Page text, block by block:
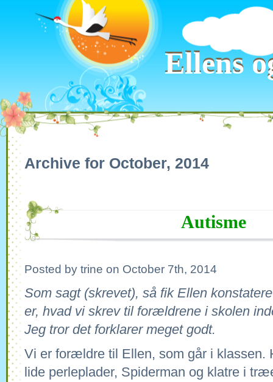
Ellens
Ellens
Archive for October, 2014
Autisme
Posted by trine on October 7th, 2014
Som sagt (skrevet), så fik Ellen
er, hvad vi skrev til forældrene i skolen
Jeg tror det forklarer meget godt.
Vi er forældre til Ellen, som går i klassen.
lide perleplader, Spiderman og klatre i